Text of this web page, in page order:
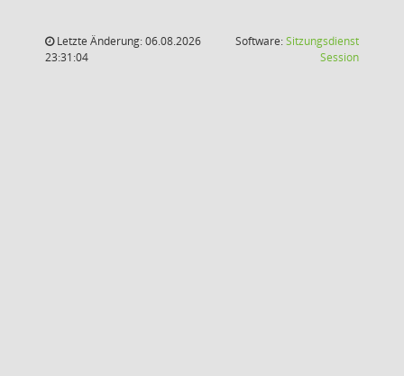
Letzte Änderung: 06.08.2026
23:31:04
Software:Sitzungsdienst
Session(Wird in